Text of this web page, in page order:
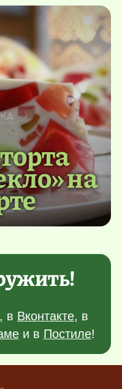
на
, в Вконтакте, в
и в Постиле!